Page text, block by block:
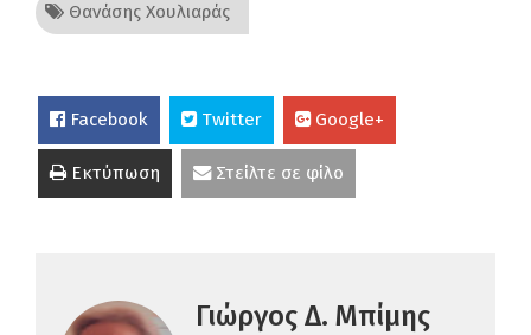
Θανάσης Χουλιαράς
Facebook Twitter Google+
Εκτύπωση Στείλτε σε φίλο
Γιώργος Δ. Μπίμης